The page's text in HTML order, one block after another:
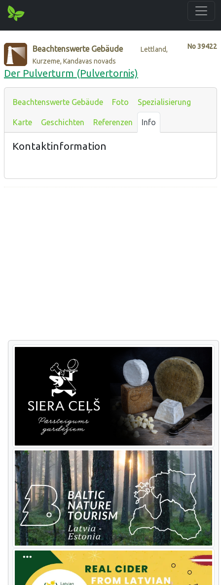
No39422
Beachtenswerte Gebäude
Lettland,
Kurzeme, Kandavas novads
Der Pulverturm (Pulvertornis)
Beachtenswerte Gebäude Foto Spezialisierung
Karte Geschichten Referenzen Info
Kontaktinformation